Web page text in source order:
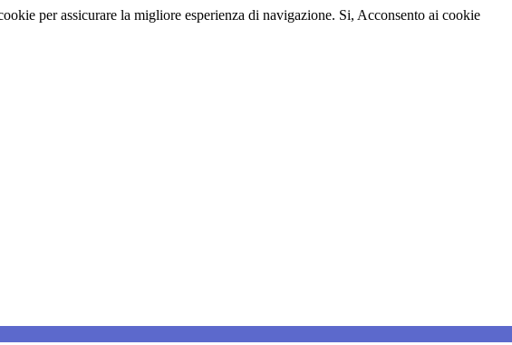
per assicurare la migliore esperienza di navigazione. Si, Acconsento ai cookie